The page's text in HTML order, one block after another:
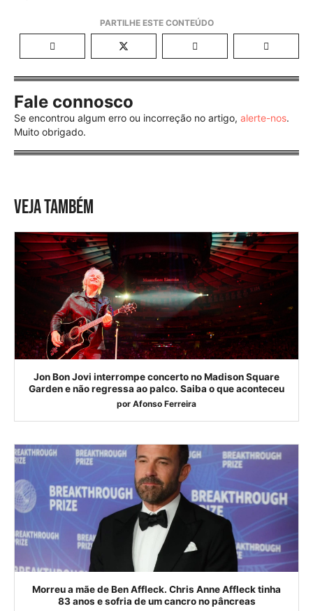
Fale connosco
Se encontrou algum erro ou incorreção no artigo, alerte-nos.
Muito obrigado.
VEJA TAMBÉM
Jon Bon Jovi interrompe concerto no Madison Square
Garden e não regressa ao palco. Saiba o que aconteceu
por Afonso Ferreira
Morreu a mãe de Ben Affleck. Chris Anne Affleck tinha
83 anos e sofria de um cancro no pâncreas